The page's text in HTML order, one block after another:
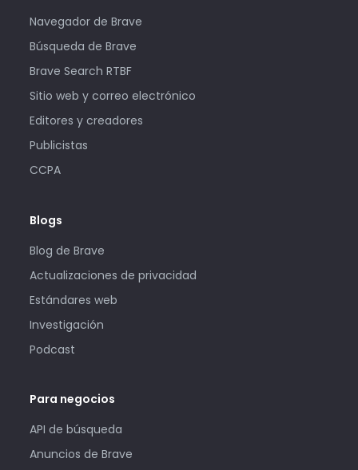
Navegador de Brave
Búsqueda de Brave
Brave Search RTBF
Sitio web y correo electrónico
Editores y creadores
Publicistas
CCPA
Blogs
Blog de Brave
Actualizaciones de privacidad
Estándares web
Investigación
Podcast
Para negocios
API de búsqueda
Anuncios de Brave